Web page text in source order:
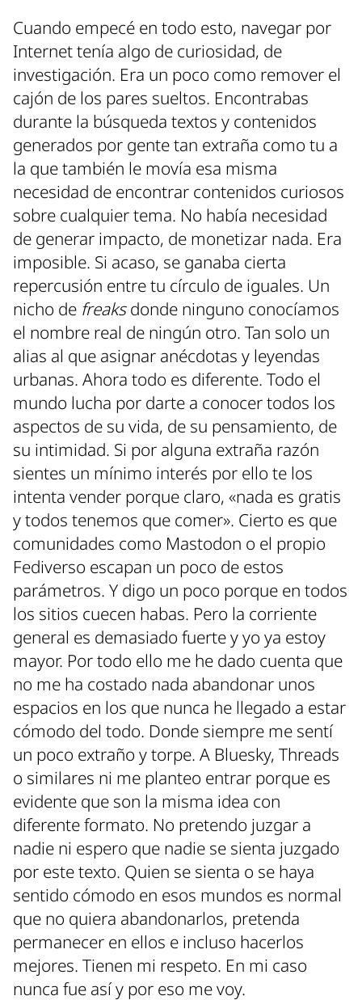
Cuando empecé en todo esto, navegar por
Internet tenía algo de curiosidad, de
investigación. Era un poco como remover el
cajón de los pares sueltos. Encontrabas
durante la búsqueda textos y contenidos
generados por gente tan extraña como tu a
la que también le movía esa misma
necesidad de encontrar contenidos curiosos
sobre cualquier tema. No había necesidad
de generar impacto, de monetizar nada. Era
imposible. Si acaso, se ganaba cierta
repercusión entre tu círculo de iguales. Un
nicho de freaksdonde ninguno conocíamos
el nombre real de ningún otro. Tan solo un
alias al que asignar anécdotas y leyendas
urbanas. Ahora todo es diferente. Todo el
mundo lucha por darte a conocer todos los
aspectos de su vida, de su pensamiento, de
su intimidad. Si por alguna extraña razón
sientes un mínimo interés por ello te los
intenta vender porque claro, «nada es gratis
y todos tenemos que comer». Cierto es que
comunidades como Mastodon o el propio
Fediverso escapan un poco de estos
parámetros. Y digo un poco porque en todos
los sitios cuecen habas. Pero la corriente
general es demasiado fuerte y yo ya estoy
mayor. Por todo ello me he dado cuenta que
no me ha costado nada abandonar unos
espacios en los que nunca he llegado a estar
cómodo del todo. Donde siempre me sentí
un poco extraño y torpe. A Bluesky, Threads
o similares ni me planteo entrar porque es
evidente que son la misma idea con
diferente formato. No pretendo juzgar a
nadie ni espero que nadie se sienta juzgado
por este texto. Quien se sienta o se haya
sentido cómodo en esos mundos es normal
que no quiera abandonarlos, pretenda
permanecer en ellos e incluso hacerlos
mejores. Tienen mi respeto. En mi caso
nunca fue así y por eso me voy.